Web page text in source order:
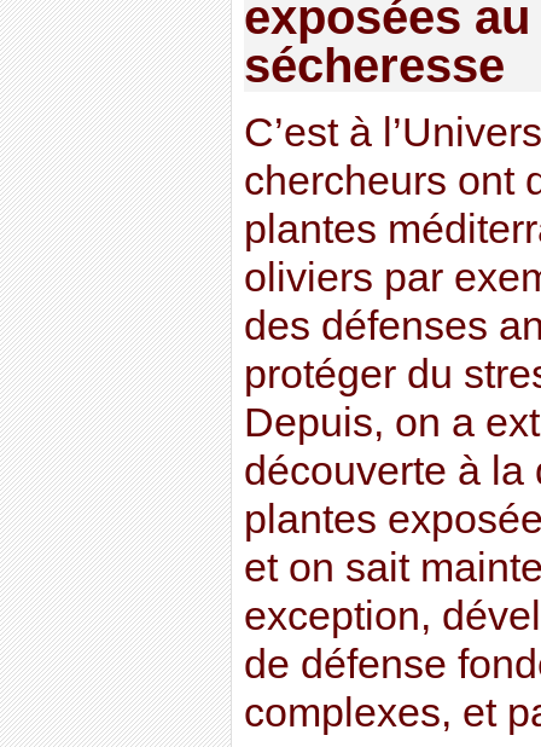
exposées
sécheresse
C’est à
chercheurs ont
plantes
oliviers par
des défenses
protéger du
Depuis, on a
découverte à la
plantes
et on sait
exception,
de défense
complexes, et